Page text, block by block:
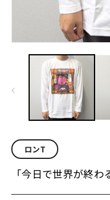
ロンT
「今日で世界が終